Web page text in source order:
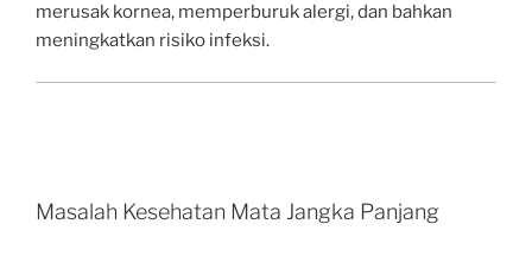
merusak kornea, memperburuk alergi, dan bahkan
meningkatkan risiko infeksi.
Masalah Kesehatan Mata Jangka Panjang